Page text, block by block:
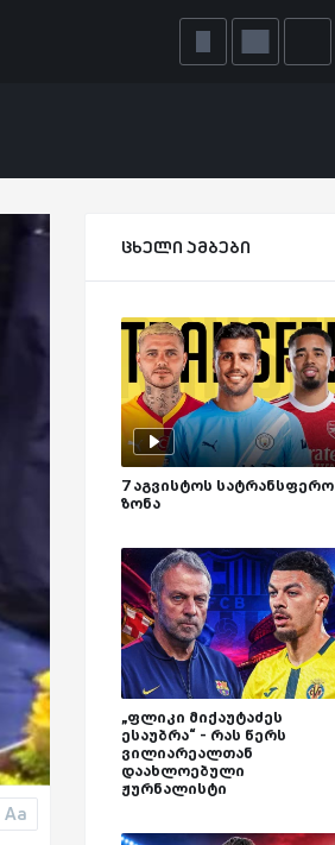
Aa
ცხელი ამბები
7 აგვისტოს სატრანსფერო
ზონა
„ფლიკი მიქაუტაძეს
ესაუბრა“ - რას წერს
ვილიარეალთან
დაახლოებული
ჟურნალისტი